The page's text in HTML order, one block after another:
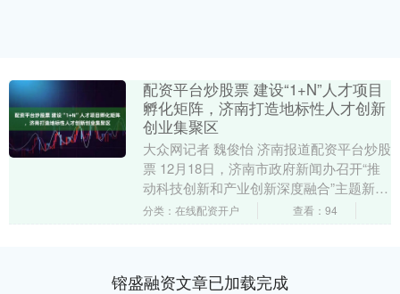
配资平台炒股票 建设“1+N”人才项目
孵化矩阵，济南打造地标性人才创新
创业集聚区
大众网记者 魏俊怡 济南报道配资平台炒股
票 12月18日，济南市政府新闻办召开“推
动科技创新和产业创新深度融合”主题新闻
发布会，介绍近年来济南推动科技创新和
分类：在线配资开户 查看：94
镕盛融资文章已加载完成